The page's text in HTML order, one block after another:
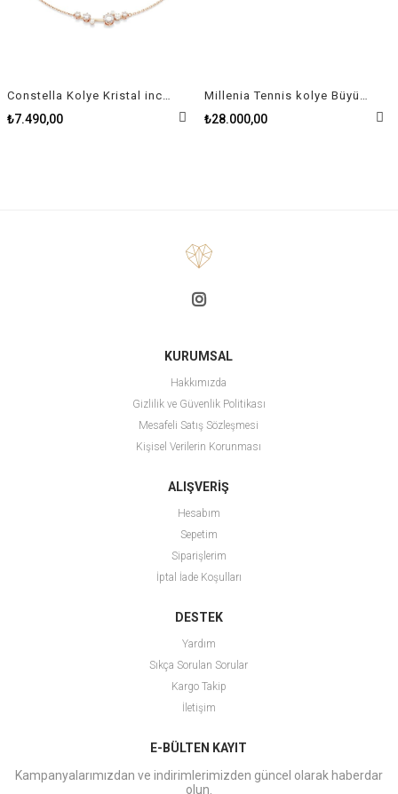
Constella Kolye Kristal inci, Yuvarlak kesimler, Beyaz, Pembe altın rengi kaplama
₺7.490,00
Millenia Tennis kolye Büyük kristaller, Sekizgen kesim, Beyaz, Rodyum kaplama
₺28.000,00
KURUMSAL
Hakkımızda
Gizlilik ve Güvenlik Politikası
Mesafeli Satış Sözleşmesi
Kişisel Verilerin Korunması
ALIŞVERİŞ
Hesabım
Sepetim
Siparişlerim
İptal İade Koşulları
DESTEK
Yardım
Sıkça Sorulan Sorular
Kargo Takip
İletişim
E-BÜLTEN KAYIT
Kampanyalarımızdan ve indirimlerimizden güncel olarak haberdar
olun.